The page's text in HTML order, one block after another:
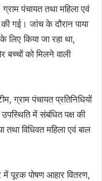
पंचायत तथा महिला एवं
गई। जांच के दौरान पाया
किया जा रहा था,
को मिलने वाली
ग्राम पंचायत प्रतिनिधियों
में संबंधित पक्ष की
विधिवत महिला एवं बाल
पूरक पोषण आहार वितरण,